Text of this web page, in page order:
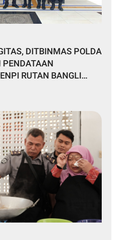
DITBINMAS POLDA
RUTAN BANGLI